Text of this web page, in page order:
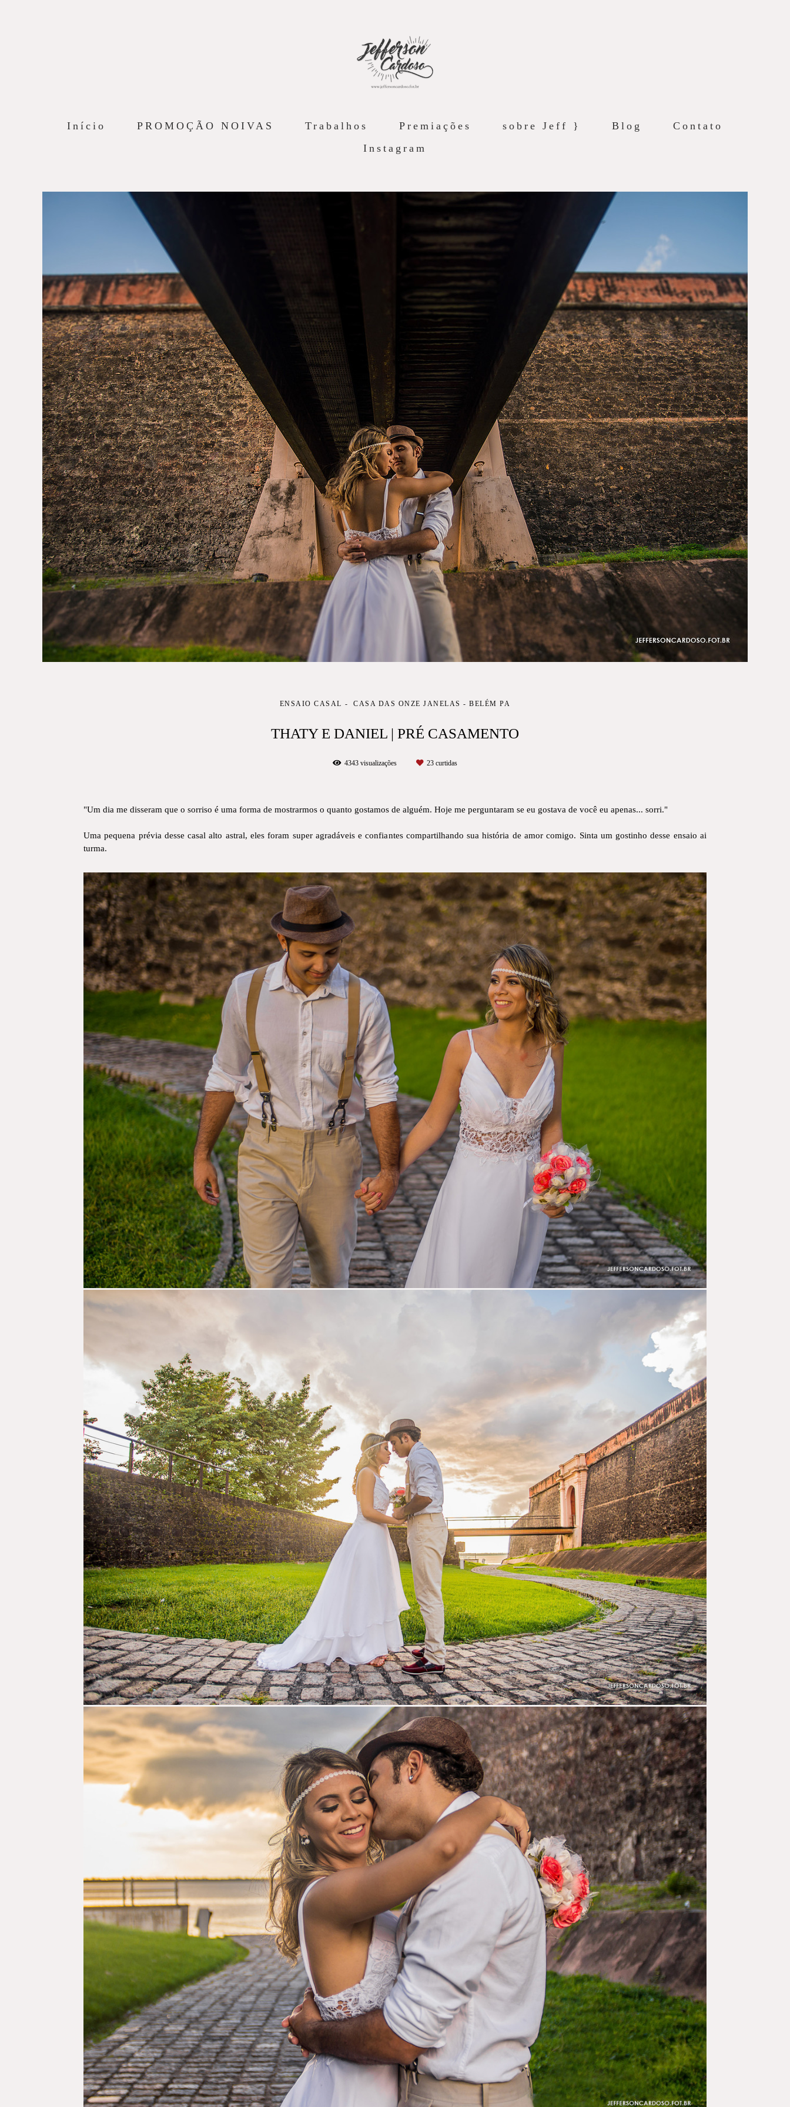
Início PROMOÇÃO NOIVAS Trabalhos Premiações sobre Jeff } Blog
Contato
Instagram
ENSAIO CASAL CASA DAS ONZE JANELAS - BELÉM PA
THATY E DANIEL | PRÉ CASAMENTO
4343 visualizações 23 curtidas
"Um dia me disseram que o sorriso é uma forma de mostrarmos o quanto gostamos de alguém. Hoje me perguntaram se eu gostava de você eu apenas... sorri."
Uma pequena prévia desse casal alto astral, eles foram super agradáveis e confiantes compartilhando sua história de amor comigo. Sinta um gostinho desse ensaio ai
turma.